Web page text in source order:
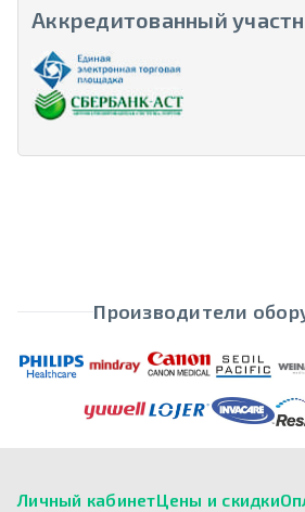
Аккредитованный
Производители
Личный кабинетЦены и скидки